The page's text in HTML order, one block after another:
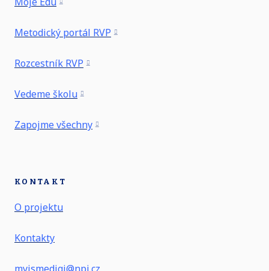
Metodický portál RVP
Rozcestník RVP
Vedeme školu
Zapojme všechny
KONTAKT
O projektu
Kontakty